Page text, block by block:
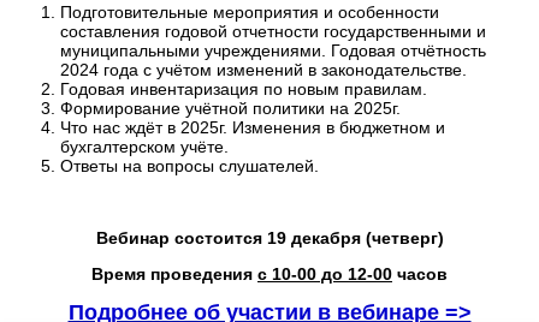
Абонентское обслуживание
Линия консультаций
Дополнительные услуги
Учебный центр КУБиК
Вебинары
Полезная информация
Контакты
Подготовительные мероприятия и особенности
составления годовой отчетности государственными и
муниципальными учреждениями. Годовая отчётность
2024 года с учётом изменений в законодательстве.
Годовая инвентаризация по новым правилам.
Формирование учётной политики на 2025г.
Что нас ждёт в 2025г. Изменения в бюджетном и
бухгалтерском учёте.
Ответы на вопросы слушателей.
Вебинар состоится 19 декабря (четверг)
Время проведения с 10-00 до 12-00 часов
Подробнее об участии в вебинаре =>